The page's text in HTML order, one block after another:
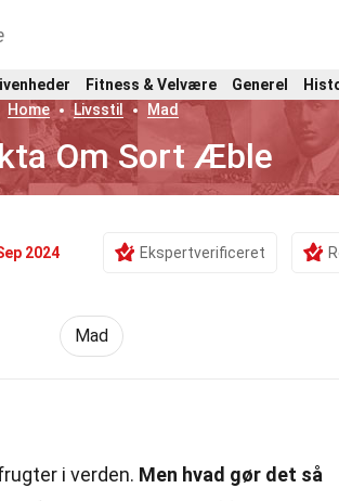
Fitness & Velvære Generel
Home
Livsstil Mad
Om Sort Æble
2024 Ekspertverificeret
Mad
i verden. Men hvad gør det så